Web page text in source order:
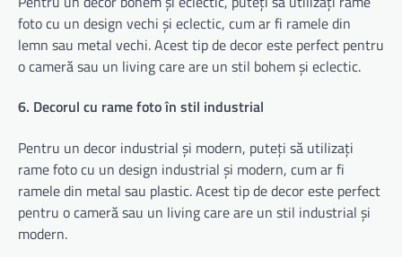
foto cu un design vechi și eclectic, cum ar fi ramele din
lemn sau metal vechi. Acest tip de decor este perfect pentru
o cameră sau un living care are un stil bohem și eclectic.
6. Decorul cu rame foto în stil industrial
Pentru un decor industrial și modern, puteți să utilizați
rame foto cu un design industrial și modern, cum ar fi
ramele din metal sau plastic. Acest tip de decor este perfect
pentru o cameră sau un living care are un stil industrial și
modern.